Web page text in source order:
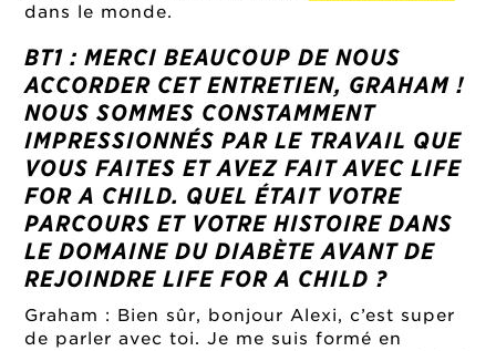
dans le monde.
BT1 : MERCI BEAUCOUP DE NOUS
ACCORDER CET ENTRETIEN, GRAHAM !
NOUS SOMMES CONSTAMMENT
IMPRESSIONNÉS PAR LE TRAVAIL QUE
VOUS FAITES ET AVEZ FAIT AVEC LIFE
FOR A CHILD. QUEL ÉTAIT VOTRE
PARCOURS ET VOTRE HISTOIRE DANS
LE DOMAINE DU DIABÈTE AVANT DE
REJOINDRE LIFE FOR A CHILD ?
Graham : Bien sûr, bonjour Alexi, c’est super
de parler avec toi. Je me suis formé en